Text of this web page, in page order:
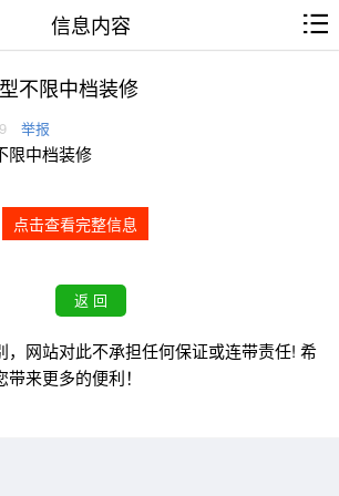
信息内容
不限中档装修
举报
限中档装修
点击查看完整信息
，网站对此不承担任何保证或连带责任! 希
来更多的便利！